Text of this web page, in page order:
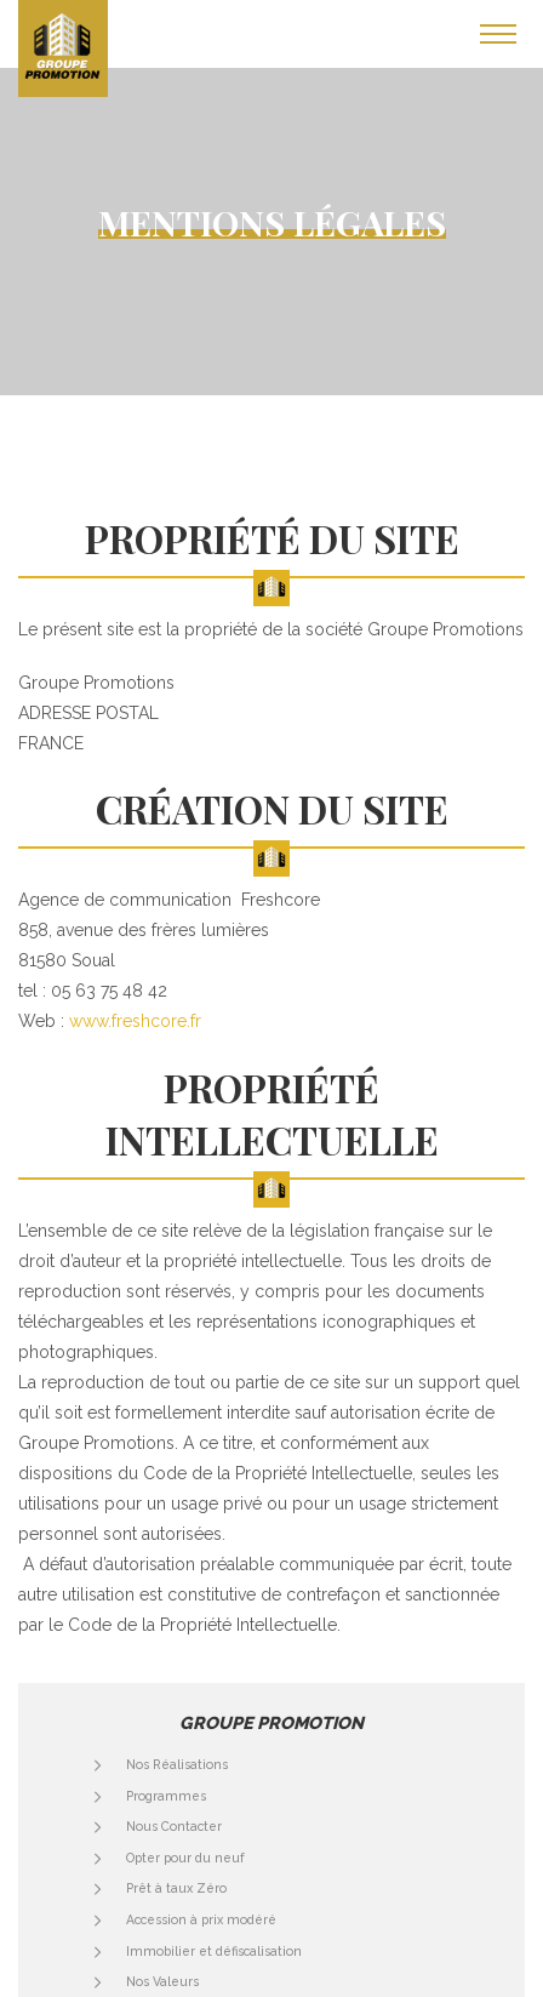
MENTIONSLÉGALES
PROPRIÉTÉ DU SITE
Le présent site est la propriété de la société Groupe Promotions
Groupe Promotions
ADRESSE POSTAL
FRANCE
CRÉATION DU SITE
Agence de communication Freshcore
858, avenue des frères lumières
81580 Soual
tel : 05 63 75 48 42
Web : www.freshcore.fr
PROPRIÉTÉ
INTELLECTUELLE
L’ensemble de ce site relève de la législation française sur le
droit d’auteur et la propriété intellectuelle. Tous les droits de
reproduction sont réservés, y compris pour les documents
téléchargeables et les représentations iconographiques et
photographiques.
La reproduction de tout ou partie de ce site sur un support quel
qu’il soit est formellement interdite sauf autorisation écrite de
Groupe Promotions. A ce titre, et conformément aux
dispositions du Code de la Propriété Intellectuelle, seules les
utilisations pour un usage privé ou pour un usage strictement
personnel sont autorisées.
A défaut d’autorisation préalable communiquée par écrit, toute
autre utilisation est constitutive de contrefaçon et sanctionnée
par le Code de la Propriété Intellectuelle.
GROUPE PROMOTION
Nos Réalisations
Programmes
Nous Contacter
Opter pour du neuf
Prêt à taux Zéro
Accession à prix modéré
Immobilier et défiscalisation
Nos Valeurs